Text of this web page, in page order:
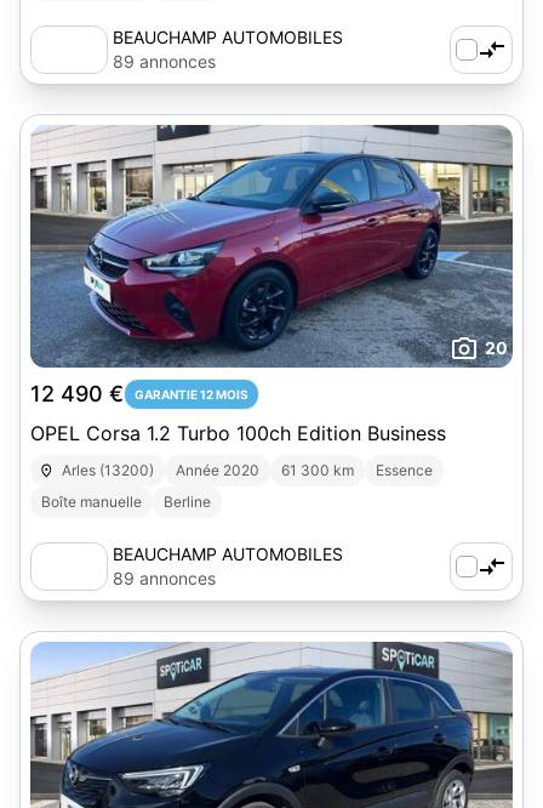
BEAUCHAMP AUTOMOBILES
89 annonces
20
12 490 € GARANTIE 12 MOIS
OPEL Corsa 1.2 Turbo 100ch Edition Business
Arles (13200) Année 2020 61 300 km
Essence
Boîte manuelle
Berline
BEAUCHAMP AUTOMOBILES
89 annonces